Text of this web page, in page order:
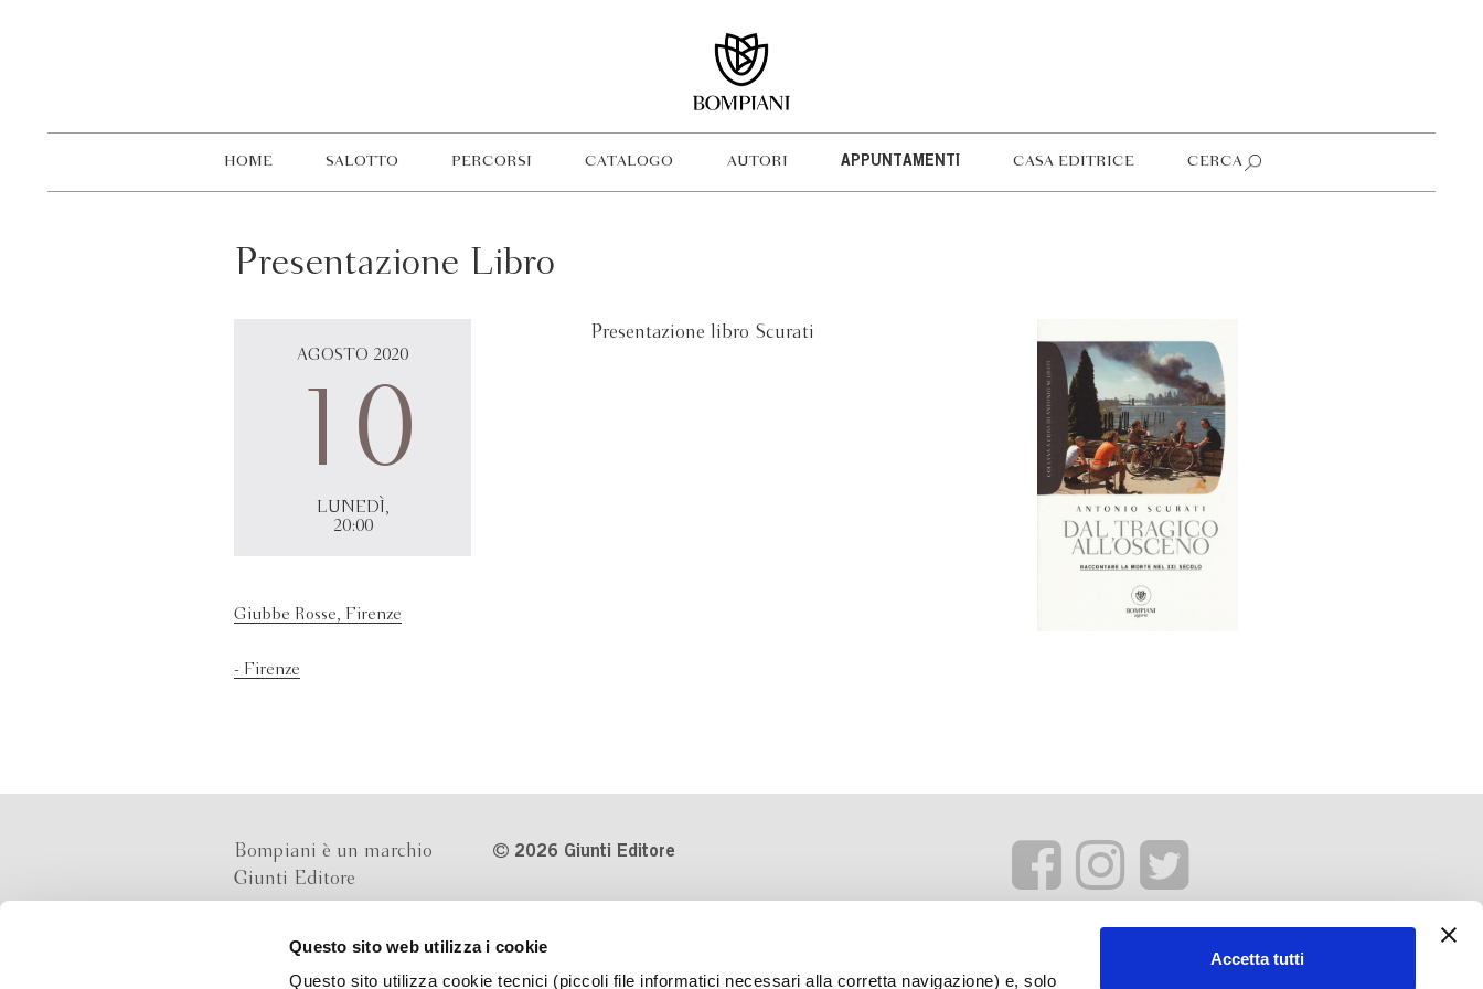
Questo sito web utilizza i cookie
Questo sito utilizza cookie tecnici (piccoli file informatici necessari alla corretta navigazione) e, solo
Accetta tutti
HOME SALOTTO PERCORSI CATALOGO AUTORI APPUNTAMENTI CASA EDITRICE CERCA
Presentazione Libro
AGOSTO 2020
10
LUNEDÌ,
20:00
Giubbe Rosse, Firenze
- Firenze
Presentazione libro Scurati
Bompiani è un marchio
Giunti Editore
2026 Giunti Editore